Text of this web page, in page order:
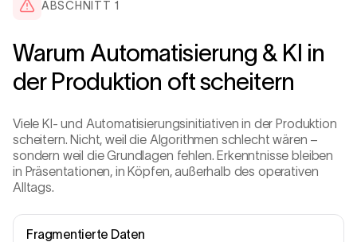
REGELKREIS · LINIE A
FEEDER−1.5 °C
ABSCHNITT 1
Warum Automatisierung & KI in
der Produktion oft scheitern
Viele KI- und Automatisierungsinitiativen in der Produktion
scheitern. Nicht, weil die Algorithmen schlecht wären –
sondern weil die Grundlagen fehlen. Erkenntnisse bleiben
in Präsentationen, in Köpfen, außerhalb des operativen
Alltags.
Fragmentierte Daten